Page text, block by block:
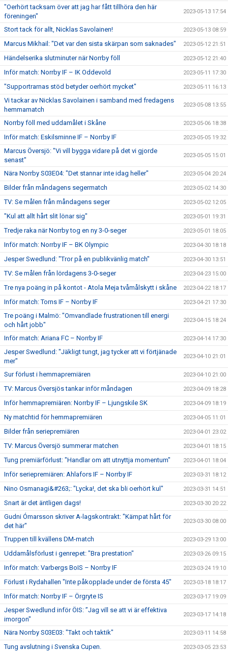
"Oerhört tacksam över att jag har fått tillhöra den här
föreningen"
2023-05-13 17:54
Stort tack för allt, Nicklas Savolainen! 2023-05-13 08:59
Marcus Mikhail: "Det var den sista skärpan som saknades" 2023-05-12 21:51
Händelserika slutminuter när Norrby föll 2023-05-12 21:40
Inför match: Norrby IF – IK Oddevold 2023-05-11 17:30
"Supportrarnas stöd betyder oerhört mycket" 2023-05-11 16:13
Vi tackar av Nicklas Savolainen i samband med fredagens
hemmamatch
2023-05-08 13:55
Norrby föll med uddamålet i Skåne 2023-05-06 18:38
Inför match: Eskilsminne IF – Norrby IF 2023-05-05 19:32
Marcus Översjö: "Vi vill bygga vidare på det vi gjorde
senast"
2023-05-05 15:01
Nära Norrby S03E04: "Det stannar inte idag heller" 2023-05-04 20:24
Bilder från måndagens segermatch 2023-05-02 14:30
TV: Se målen från måndagens seger 2023-05-02 12:05
"Kul att allt hårt slit lönar sig" 2023-05-01 19:31
Tredje raka när Norrby tog en ny 3-0-seger 2023-05-01 18:05
Inför match: Norrby IF – BK Olympic 2023-04-30 18:18
Jesper Swedlund: "Tror på en publikvänlig match" 2023-04-30 13:51
TV: Se målen från lördagens 3-0-seger 2023-04-23 15:00
Tre nya poäng in på kontot - Atola Meja tvåmålskytt i skåne 2023-04-22 18:17
Inför match: Torns IF – Norrby IF 2023-04-21 17:30
Tre poäng i Malmö: "Omvandlade frustrationen till energi
och hårt jobb"
2023-04-15 18:24
Inför match: Ariana FC – Norrby IF 2023-04-14 17:30
Jesper Swedlund: "Jäkligt tungt, jag tycker att vi förtjänade
mer"
2023-04-10 21:01
Sur förlust i hemmapremiären 2023-04-10 21:00
TV: Marcus Översjös tankar inför måndagen 2023-04-09 18:28
Inför hemmapremiären: Norrby IF – Ljungskile SK 2023-04-09 18:19
Ny matchtid för hemmapremiären 2023-04-05 11:01
Bilder från seriepremiären 2023-04-01 23:02
TV: Marcus Översjö summerar matchen 2023-04-01 18:15
Tung premiärförlust: "Handlar om att utnyttja momentum" 2023-04-01 18:04
Inför seriepremiären: Ahlafors IF – Norrby IF 2023-03-31 18:12
Nino Osmanagi&#263;: "Lycka!, det ska bli oerhört kul" 2023-03-31 14:51
Snart är det äntligen dags! 2023-03-30 20:22
Gudni Ómarsson skriver A-lagskontrakt: "Kämpat hårt för
det här"
2023-03-30 08:00
Truppen till kvällens DM-match 2023-03-29 13:00
Uddamålsförlust i genrepet: "Bra prestation" 2023-03-26 09:15
Inför match: Varbergs BoIS – Norrby IF 2023-03-24 19:10
Förlust i Rydahallen "Inte påkopplade under de första 45" 2023-03-18 18:17
Inför match: Norrby IF – Örgryte IS 2023-03-17 19:09
Jesper Swedlund inför ÖIS: ”Jag vill se att vi är effektiva
imorgon"
2023-03-17 14:18
Nära Norrby S03E03: "Takt och taktik" 2023-03-11 14:58
Tung avslutning i Svenska Cupen. 2023-03-05 23:53